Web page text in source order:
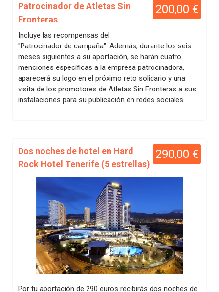
200,00 €
Patrocinador de Atletas Sin
Fronteras
Incluye las recompensas del
"Patrocinador de campaña". Además, durante los seis
meses siguientes a su aportación, se harán cuatro
menciones específicas a la empresa patrocinadora,
aparecerá su logo en el próximo reto solidario y una
visita de los promotores de Atletas Sin Fronteras a sus
instalaciones para su publicación en redes sociales.
290,00 €
Dos noches de hotel en Hard
Rock Hotel Tenerife (5 estrellas)
Por tu aportación de 290 euros recibirás dos noches de